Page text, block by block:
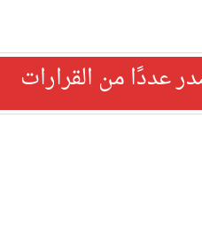
عددًا من القرارات